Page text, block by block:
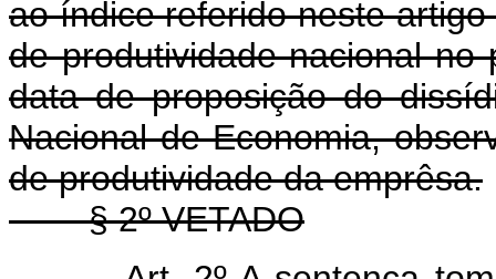
ao índice referido neste
de produtividade nacional
data de proposição do
Nacional de Economia,
de produtividade da emprêsa.
§ 2ºVETADO